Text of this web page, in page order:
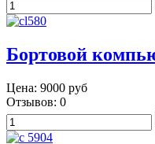
Бортовой
Цена: 9000 руб
Отзывов: 0